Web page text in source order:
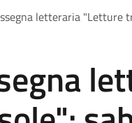
letteraria "Letture